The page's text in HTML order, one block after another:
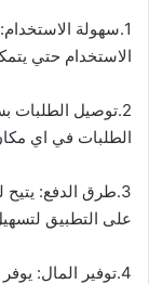
الاستخدام حتي
الطلبات في اي
على التطبيق